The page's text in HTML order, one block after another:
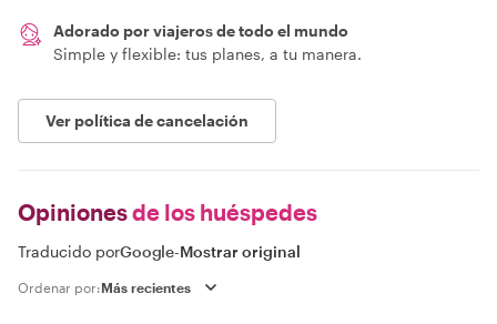
Adorado por viajeros de todo el mundo
Simple y flexible: tus planes, a tu manera.
Ver política de cancelación
Opinionesde los huéspedes
Traducido porGoogle-Mostrar original
Ordenar por: